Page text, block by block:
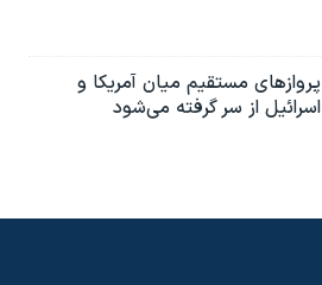
پروازهای مستقیم میان آمریکا و
اسرائیل از سر گرفته می‌شود